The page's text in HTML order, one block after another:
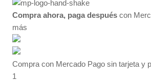
$35.00
hasta
Compra ahora, paga después con
más
Compra con Mercado Pago sin tarjeta y
1